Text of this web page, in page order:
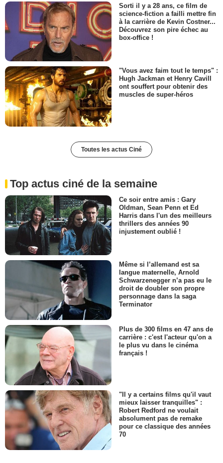
Sorti il y a 28 ans, ce film de
science-fiction a failli mettre fin
à la carrière de Kevin Costner...
Découvrez son pire échec au
box-office !
"Vous avez faim tout le temps" :
Hugh Jackman et Henry Cavill
ont souffert pour obtenir des
muscles de super-héros
Toutes les actus Ciné
Top actus ciné de la semaine
Ce soir entre amis : Gary
Oldman, Sean Penn et Ed
Harris dans l'un des meilleurs
thrillers des années 90
injustement oublié !
Même si l’allemand est sa
langue maternelle, Arnold
Schwarzenegger n’a pas eu le
droit de doubler son propre
personnage dans la saga
Terminator
Plus de 300 films en 47 ans de
carrière : c'est l'acteur qu'on a
le plus vu dans le cinéma
français !
"Il y a certains films qu'il vaut
mieux laisser tranquilles" :
Robert Redford ne voulait
absolument pas de remake
pour ce classique des années
70